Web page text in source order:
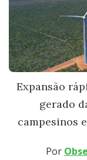
Expansão
gerado
campesinos
Por